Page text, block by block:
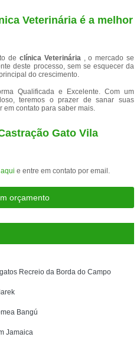
Veterinária é a melhor
de clínica Veterinária , o mercado se
deste processo, sem se esquecer da
do crescimento.
Qualificada e Excelente. Com um
teremos o prazer de sanar suas
em contato para saber mais.
Gato Vila
e entre em contato por email.
orçamento
Recreio da Borda do Campo
Bangú
Jamaica